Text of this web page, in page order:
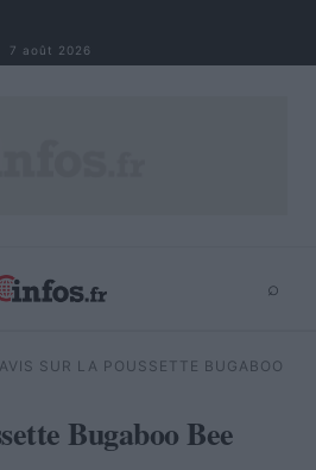
7 août 2026
⌕
⌕ ×
AVIS SUR LA POUSSETTE BUGABOO
Bugaboo Bee